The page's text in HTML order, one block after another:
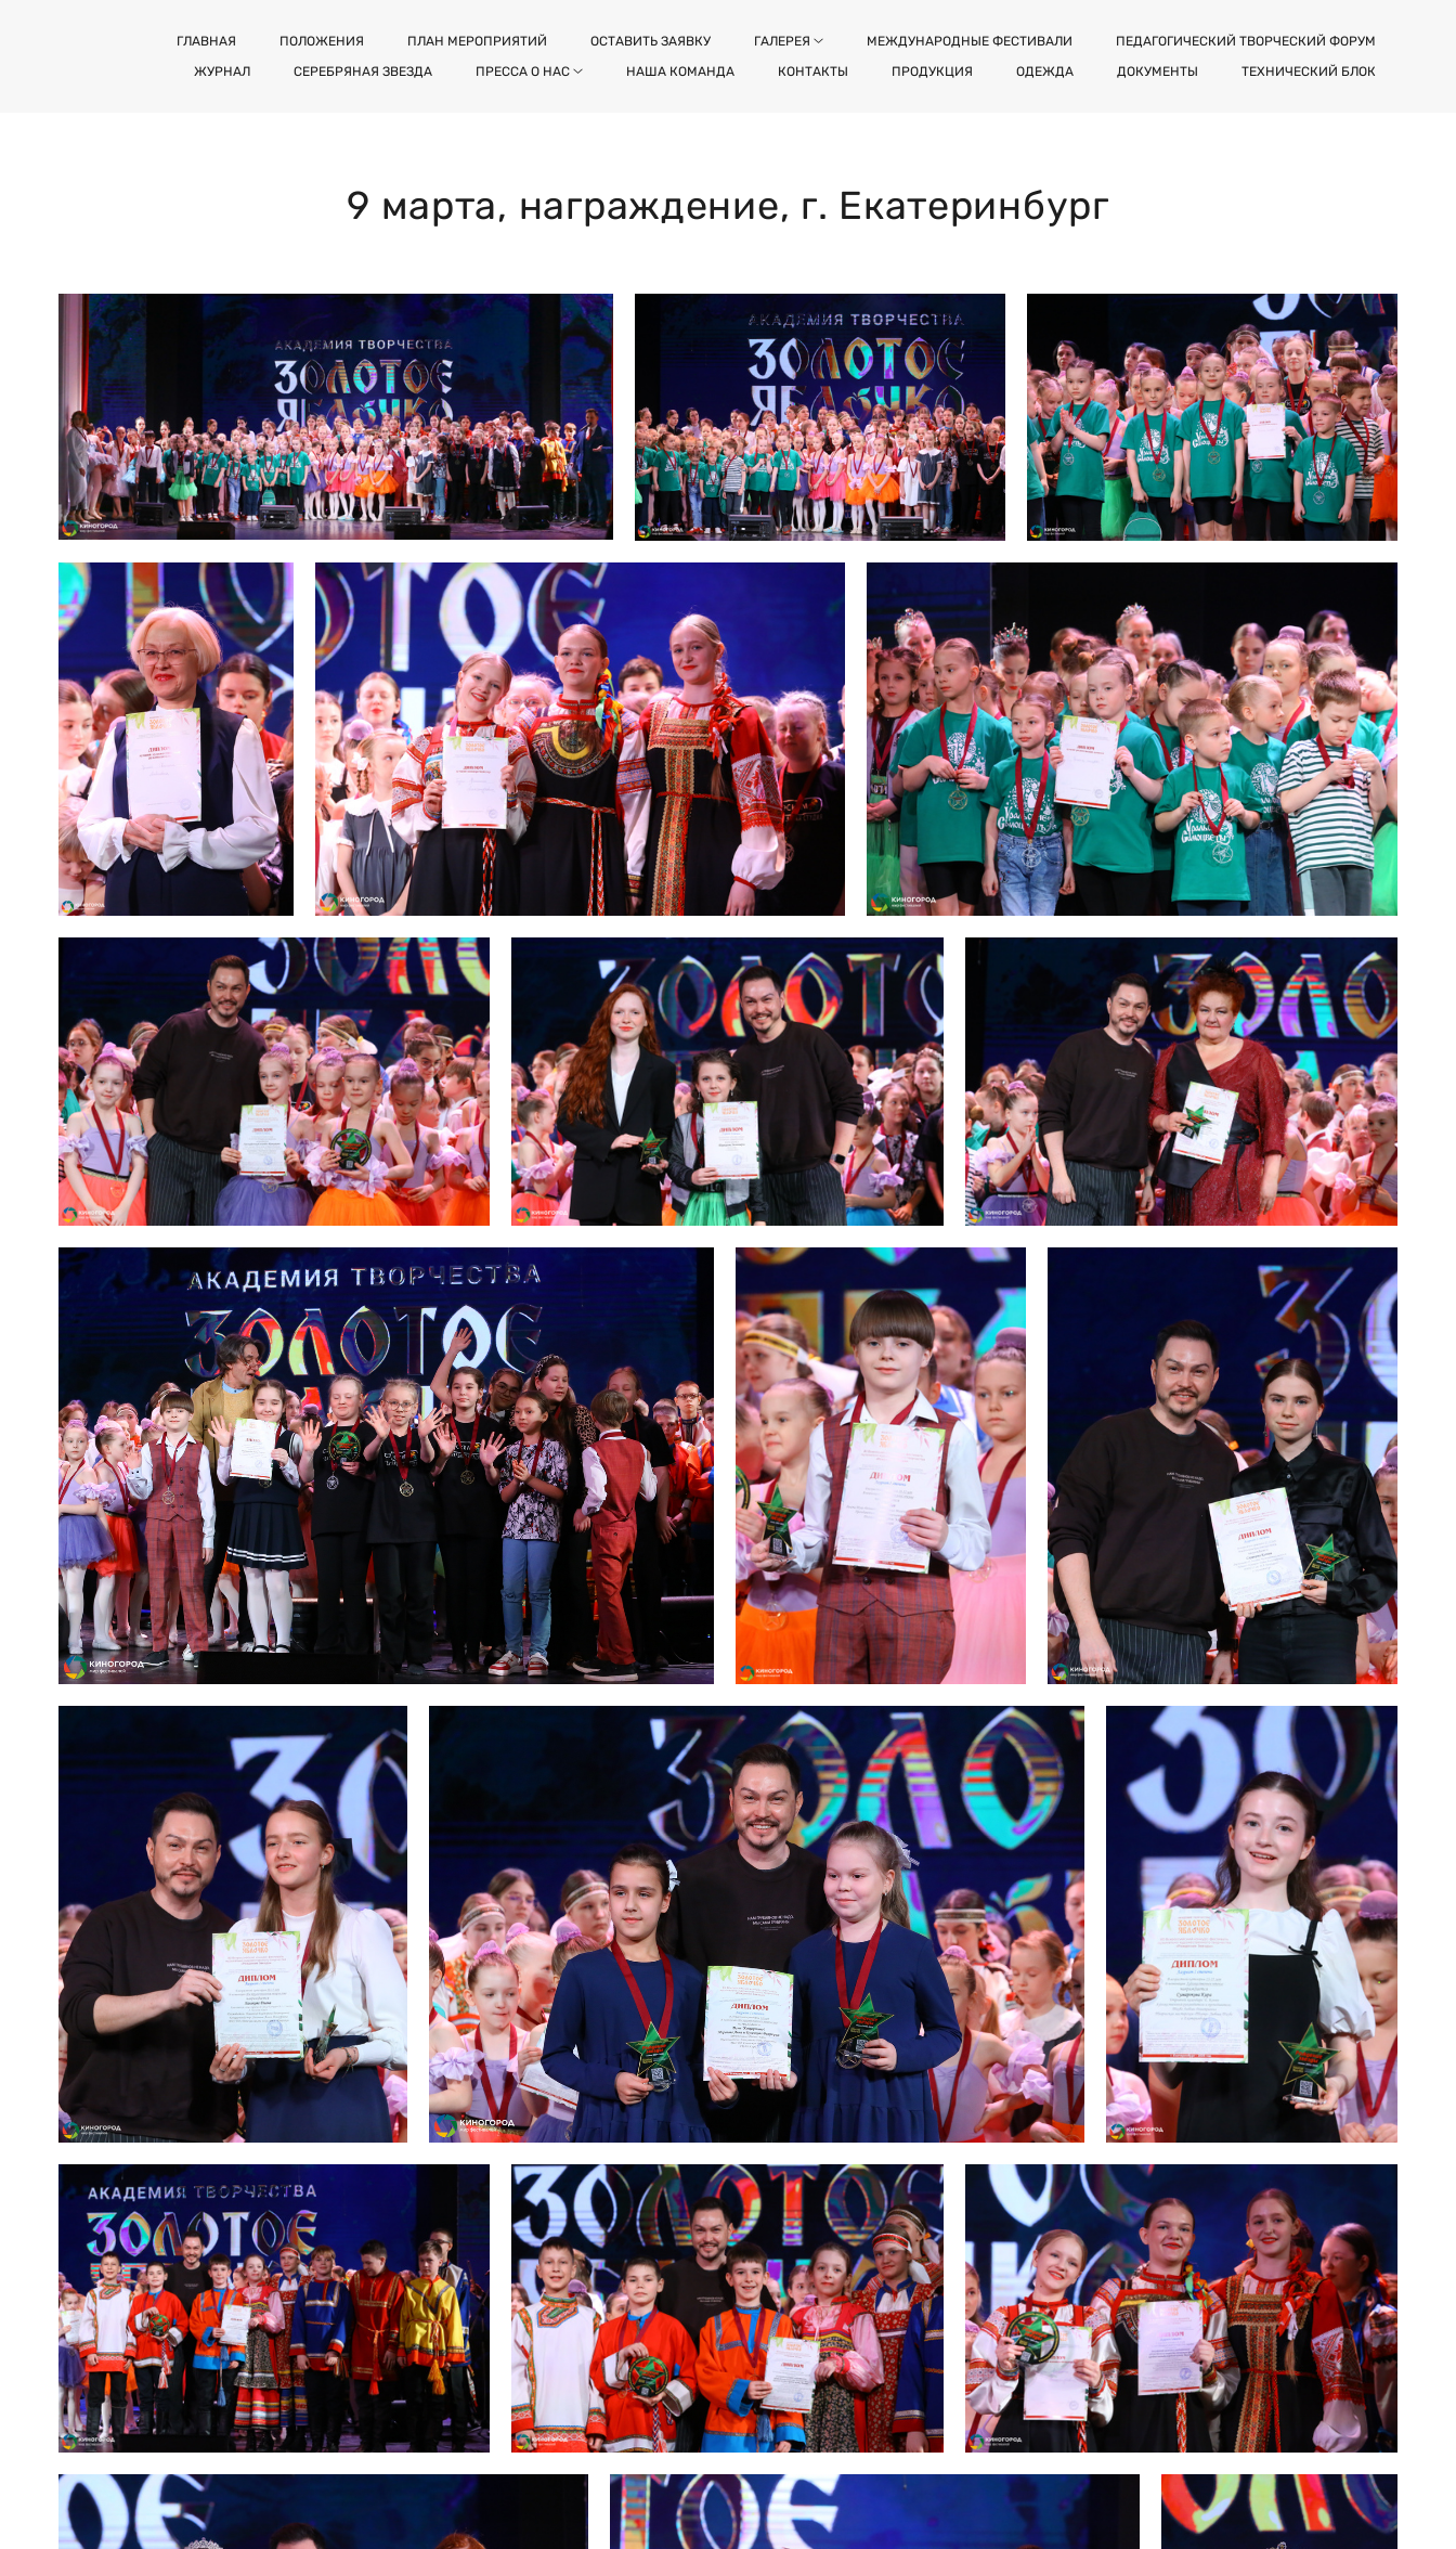
ГЛАВНАЯ ПОЛОЖЕНИЯ ПЛАН МЕРОПРИЯТИЙ ОСТАВИТЬ ЗАЯВКУ ГАЛЕРЕЯ МЕЖДУНАРОДНЫЕ ФЕСТИВАЛИ
ПЕДАГОГИЧЕСКИЙ ТВОРЧЕСКИЙ ФОРУМ
ЖУРНАЛ
СЕРЕБРЯНАЯ ЗВЕЗДА ПРЕССА О НАС НАША КОМАНДА КОНТАКТЫ ПРОДУКЦИЯ ОДЕЖДА ДОКУМЕНТЫ ТЕХНИЧЕСКИЙ БЛОК
9 марта, награждение, г. Екатеринбург